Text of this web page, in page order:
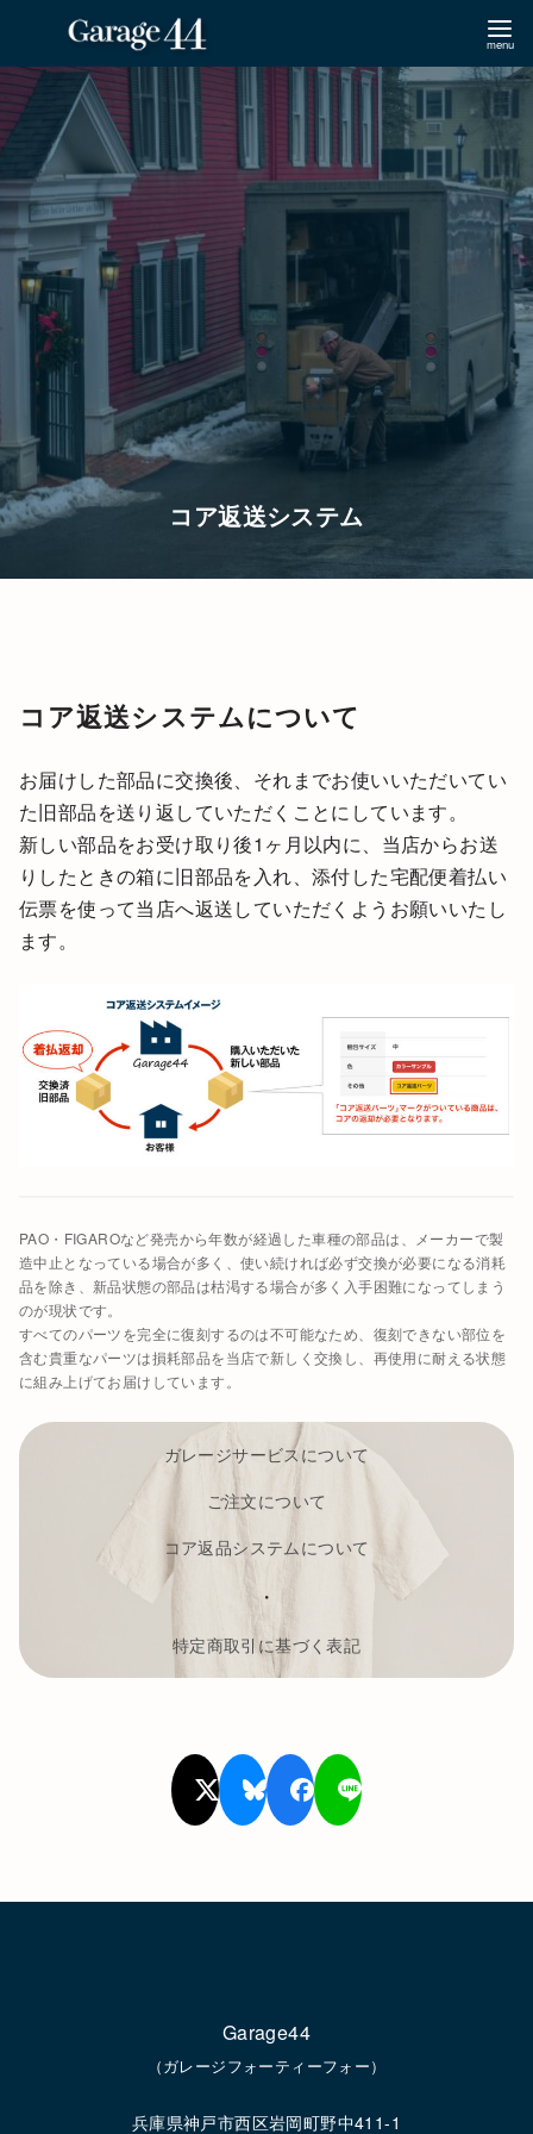
コ
ン
テ
ン
ツ
へ
コア返送システム
コア返送システムについて
お届けした部品に交換後、それまでお使いいただいてい
た旧部品を送り返していただくことにしています。
新しい部品をお受け取り後1ヶ月以内に、当店からお送
りしたときの箱に旧部品を入れ、添付した宅配便着払い
伝票を使って当店へ返送していただくようお願いいたし
ます。
PAO・FIGAROなど発売から年数が経過した車種の部品は、メーカーで製
造中止となっている場合が多く、使い続ければ必ず交換が必要になる消耗
品を除き、新品状態の部品は枯渇する場合が多く入手困難になってしまう
のが現状です。
すべてのパーツを完全に復刻するのは不可能なため、復刻できない部位を
含む貴重なパーツは損耗部品を当店で新しく交換し、再使用に耐える状態
に組み上げてお届けしています。
ガレージサービスについて
ご注文について
コア返品システムについて
・
特定商取引に基づく表記
Garage44
（ガレージフォーティーフォー）
兵庫県神戸市西区岩岡町野中411-1